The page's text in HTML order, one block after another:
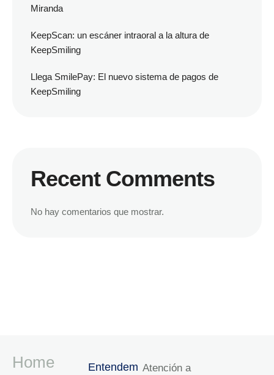
Miranda
KeepScan: un escáner intraoral a la altura de
KeepSmiling
Llega SmilePay: El nuevo sistema de pagos de
KeepSmiling
Recent Comments
No hay comentarios que mostrar.
Home
Entendem Atención a